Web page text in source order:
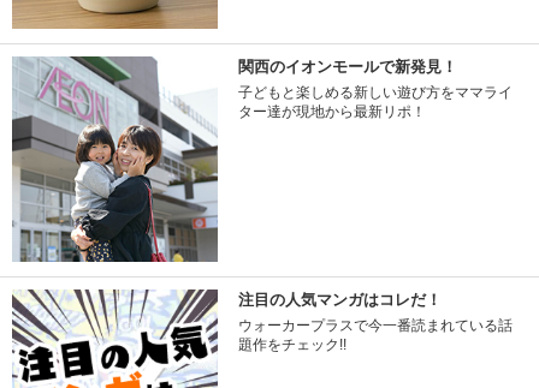
関西のイオンモールで新発見！
子どもと楽しめる新しい遊び方をママライ
ター達が現地から最新リポ！
注目の人気マンガはコレだ！
ウォーカープラスで今一番読まれている話
題作をチェック!!